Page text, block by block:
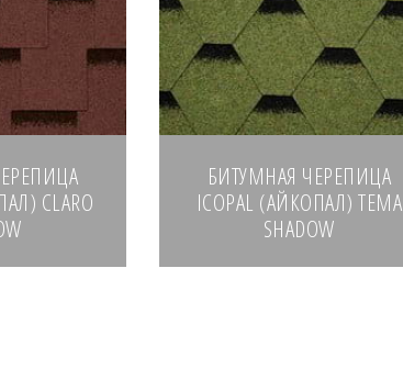
CLARO
БИТУМНАЯ ЧЕРЕПИЦА
ICOPAL (АЙКОПАЛ) TEMA
SHADOW